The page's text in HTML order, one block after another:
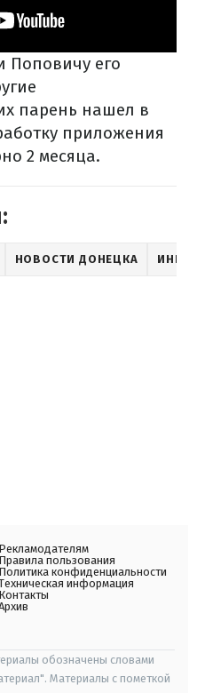
Поповичу его
парень нашел в
приложения
2 месяца.
НОВОСТИ ДОНЕЦКА
Рекламодателям
Правила пользования
Политика конфиденциальности
информация
Контакты
обозначены словами
Материалы с пометкой